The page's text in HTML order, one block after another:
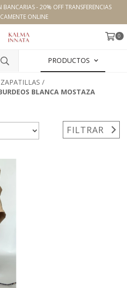
BANCARIAS - 20% OFF TRANSFERENCIAS
ONLINE
0
PRODUCTOS
ZAPATILLAS /
BLANCA MOSTAZA
FILTRAR